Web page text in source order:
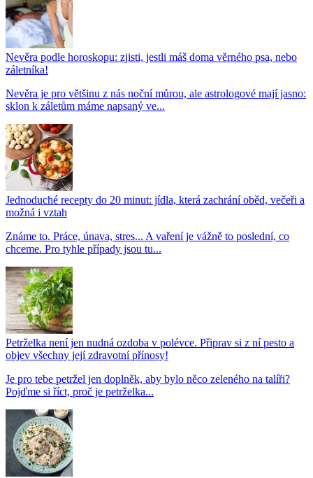
Nevěra podle horoskopu: zjisti, jestli máš doma věrného psa, nebo
záletníka!
Nevěra je pro většinu z nás noční můrou, ale astrologové mají jasno:
sklon k záletům máme napsaný ve...
Jednoduché recepty do 20 minut: jídla, která zachrání oběd, večeři a
možná i vztah
Známe to. Práce, únava, stres... A vaření je vážně to poslední, co
chceme. Pro tyhle případy jsou tu...
Petrželka není jen nudná ozdoba v polévce. Připrav si z ní pesto a
objev všechny její zdravotní přínosy!
Je pro tebe petržel jen doplněk, aby bylo něco zeleného na talíři?
Pojďme si říct, proč je petrželka...